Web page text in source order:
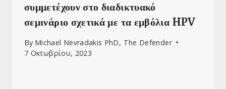
συμμετέχουν στο διαδικτυακό
σεμινάριο σχετικά με τα εμβόλια HPV
By Michael Nevradakis PhD, The Defender
7 Οκτωβρίου, 2023